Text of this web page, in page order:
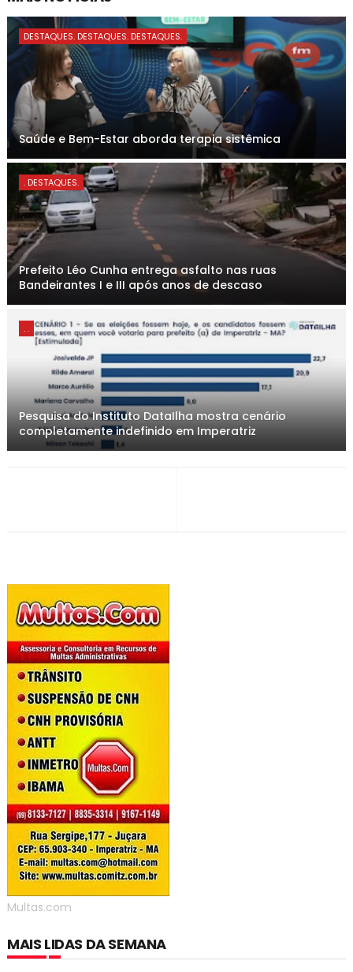
DESTAQUES. DESTAQUES. DESTAQUES.
Saúde e Bem-Estar aborda terapia sistêmica
. DESTAQUES.
Prefeito Léo Cunha entrega asfalto nas ruas
Bandeirantes I e III após anos de descaso
. .
Pesquisa do Instituto DataIlha mostra cenário
completamente indefinido em Imperatriz
Multas.com
MAIS LIDAS DA SEMANA